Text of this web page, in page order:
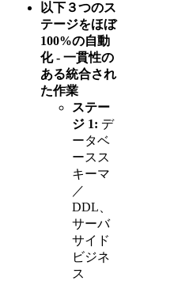
以下３つのス
テージをほぼ
100%の自動
化 - 一貫性の
ある統合され
た作業
ステー
ジ 1: デ
ータベ
ースス
キーマ
／
DDL、
サーバ
サイド
ビジネ
ス